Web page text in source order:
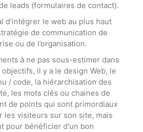
leads (formulaires de contact).
d’intégrer le web au plus haut
de communication de
ou de l’organisation.
à ne pas sous-estimer dans
objectifs, il y a le design Web, le
/ code, la hiérarchisation des
les mots clés ou chaines de
de points qui sont primordiaux
les visiteurs sur son site, mais
pour bénéficier d'un bon